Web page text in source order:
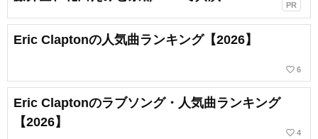
PR
Eric Claptonの人気曲ランキング【2026】
favorite_border 6
Eric Claptonのラブソング・人気曲ランキング
【2026】
favorite_border 4